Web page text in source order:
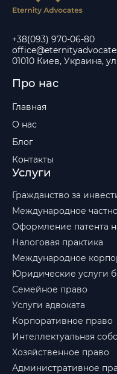
+38(093) 970-06-80
01010 Киев, Украина,
Про нас
Главная
О нас
Блог
Контакты
Услуги
Гражданство за
Международное
Оформление патента
Налоговая практика
Международное
Юридические услуги
Семейное право
Услуги адвоката
Корпоративное право
Интеллектуальная
Хозяйственное право
Административное